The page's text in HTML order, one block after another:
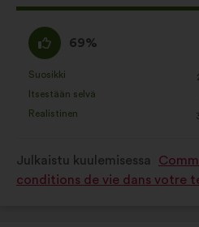
samaa
mieltä
:
69%
seuraavasti:
Suosikki
:kertaa
Itsestään selvä
:kertaa
Realistinen
:kertaa
Julkaistu kuulemisessa
conditions de vie dans votre